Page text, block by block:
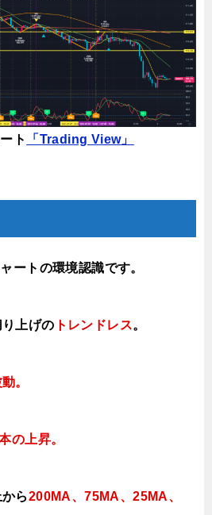
ト 「Trading View」
ートの環境認識です。
上げの トレンドレス。
。
の上昇。
ら200MA、75MA、25MA、